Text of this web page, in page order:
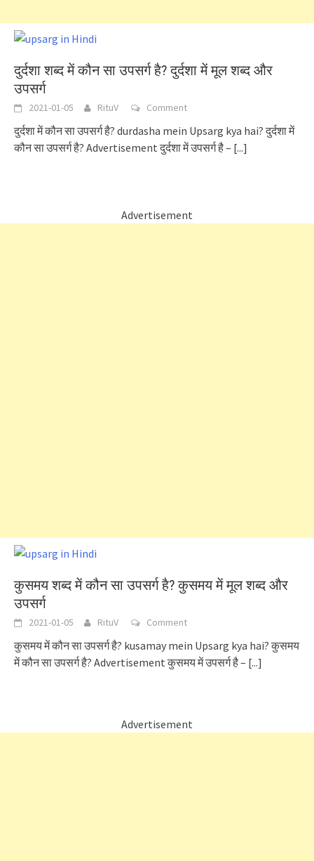
दुर्दशा शब्द में कौन सा उपसर्ग है? दुर्दशा में मूल शब्द और
उपसर्ग
2021-01-05 RituV Comment
दुर्दशा में कौन सा उपसर्ग है? durdasha mein Upsarg kya hai? दुर्दशा में
कौन सा उपसर्ग है? Advertisement दुर्दशा में उपसर्ग है – [...]
Advertisement
कुसमय शब्द में कौन सा उपसर्ग है? कुसमय में मूल शब्द और
उपसर्ग
2021-01-05 RituV Comment
कुसमय में कौन सा उपसर्ग है? kusamay mein Upsarg kya hai? कुसमय
में कौन सा उपसर्ग है? Advertisement कुसमय में उपसर्ग है – [...]
Advertisement